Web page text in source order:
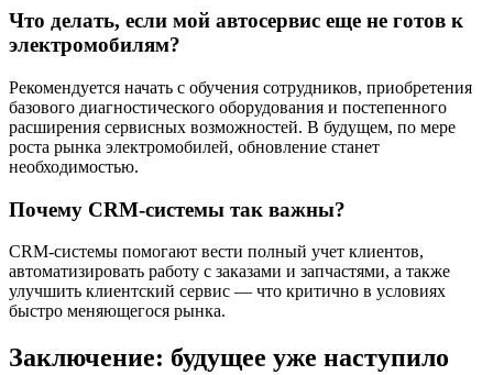
Что делать, если мой автосервис еще не готов к
электромобилям?
Рекомендуется начать с обучения сотрудников, приобретения
базового диагностического оборудования и постепенного
расширения сервисных возможностей. В будущем, по мере
роста рынка электромобилей, обновление станет
необходимостью.
Почему CRM-системы так важны?
CRM-системы помогают вести полный учет клиентов,
автоматизировать работу с заказами и запчастями, а также
улучшить клиентский сервис — что критично в условиях
быстро меняющегося рынка.
Заключение: будущее уже наступило